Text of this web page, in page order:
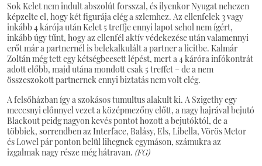
Sok Kelet nem indult abszolút forsszal, és ilyenkor Nyugat nehezen
képzelte el, hogy két figurája elég a szlemhez. Az ellenfelek 3 vagy
inkább 4 kárója után Kelet 5 treffje ennyi lapot sehol nem ígért,
inkább úgy tűnt, hogy az ellenfél aktív védekezése után valamennyi
erőt már a partnernél is belekalkulált a partner a licitbe. Kalmár
Zoltán még tett egy kétségbeesett lépést, mert a 4 káróra infókontrát
adott előbb, majd utána mondott csak 5 treffet – de a nem
összeszokott partnernek ennyi biztatás nem volt elég.
A felsőházban így a szokásos tumultus alakult ki. A Szigethy egy
meccsnyi előnnyel vezet a középmezőny előtt, a nagy hajrával bejutó
Blackout peidg nagyon kevés pontot hozott a bejutóktól, de a
többiek, sorrendben az Interface, Balásy, Els, Libella, Vörös Metor
és Lowel pár ponton belül lihegnek egymáson, számukra az
izgalmak nagy része még hátravan. (FG)